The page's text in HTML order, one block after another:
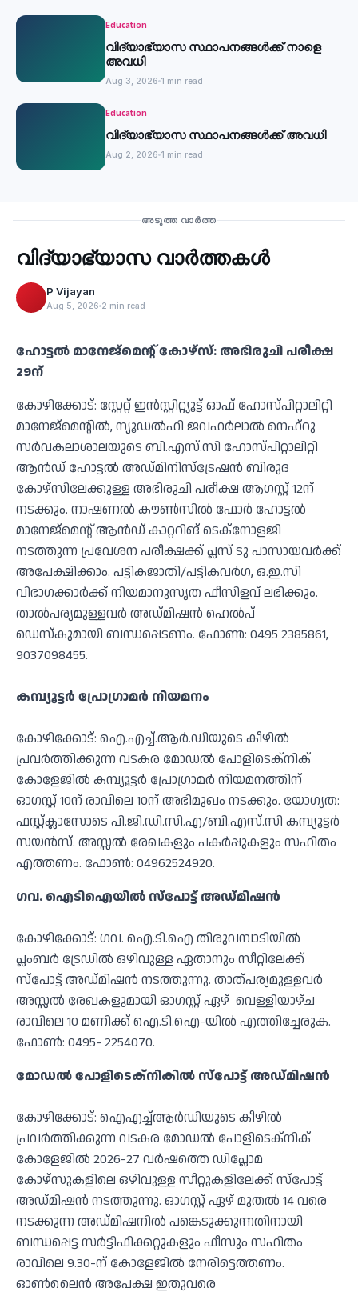
Education
വിദ്യാഭ്യാസ സ്ഥാപനങ്ങൾക്ക് നാളെ
അവധി
Aug 3, 2026 1 min read
Education
വിദ്യാഭ്യാസ സ്ഥാപനങ്ങൾക്ക് അവധി
Aug 2, 2026 1 min read
അടുത്ത വാർത്ത
‹
വിദ്യാഭ്യാസ വാർത്തകൾ
P Vijayan
Aug 5, 2026 2 min read
ഹോട്ടല്‍ മാനേജ്മെന്റ് കോഴ്സ്: അഭിരുചി പരീക്ഷ
29ന്
കോഴിക്കോട്: സ്റ്റേറ്റ് ഇന്‍സ്റ്റിറ്റ്യൂട്ട് ഓഫ് ഹോസ്പിറ്റാലിറ്റി
മാനേജ്മെന്റില്‍, ന്യൂഡല്‍ഹി ജവഹര്‍ലാല്‍ നെഹ്റു
സര്‍വകലാശാലയുടെ ബി.എസ്.സി ഹോസ്പിറ്റാലിറ്റി
ആന്‍ഡ് ഹോട്ടല്‍ അഡ്മിനിസ്ട്രേഷന്‍ ബിരുദ
കോഴ്സിലേക്കുള്ള അഭിരുചി പരീക്ഷ ആഗസ്റ്റ് 12ന്
നടക്കും. നാഷണല്‍ കൗണ്‍സില്‍ ഫോര്‍ ഹോട്ടല്‍
മാനേജ്മെന്റ് ആന്‍ഡ് കാറ്ററിങ് ടെക്നോളജി
നടത്തുന്ന പ്രവേശന പരീക്ഷക്ക് പ്ലസ് ടു പാസായവര്‍ക്ക്
അപേക്ഷിക്കാം. പട്ടികജാതി/പട്ടികവര്‍ഗ, ഒ.ഇ.സി
വിഭാഗക്കാര്‍ക്ക് നിയമാനുസൃത ഫീസിളവ് ലഭിക്കും.
താല്‍പര്യമുള്ളവര്‍ അഡ്മിഷന്‍ ഹെല്‍പ്
ഡെസ്‌കുമായി ബന്ധപ്പെടണം. ഫോണ്‍: 0495 2385861,
9037098455.
കമ്പ്യൂട്ടര്‍ പ്രോഗ്രാമര്‍ നിയമനം
കോഴിക്കോട്: ഐ.എച്ച്.ആര്‍.ഡിയുടെ കീഴില്‍
പ്രവര്‍ത്തിക്കുന്ന വടകര മോഡല്‍ പോളിടെക്‌നിക്
കോളേജില്‍ കമ്പ്യൂട്ടര്‍ പ്രോഗ്രാമര്‍ നിയമനത്തിന്
ഓഗസ്റ്റ് 10ന് രാവിലെ 10ന് അഭിമുഖം നടക്കും. യോഗ്യത:
ഫസ്റ്റ്ക്ലാസോടെ പി.ജി.ഡി.സി.എ/ബി.എസ്.സി കമ്പ്യൂട്ടര്‍
സയന്‍സ്. അസ്സല്‍ രേഖകളും പകര്‍പ്പുകളും സഹിതം
എത്തണം. ഫോണ്‍: 04962524920.
ഗവ. ഐടിഐയില്‍ സ്‌പോട്ട് അഡ്മിഷൻ
കോഴിക്കോട്: ഗവ. ഐ.ടി.ഐ തിരുവമ്പാടിയില്‍
പ്ലംബര്‍ ട്രേഡില്‍ ഒഴിവുള്ള ഏതാനും സീറ്റിലേക്ക്
സ്‌പോട്ട് അഡ്മിഷന്‍ നടത്തുന്നു. താത്പര്യമുള്ളവര്‍
അസ്സല്‍ രേഖകളുമായി ഓഗസ്റ്റ് ഏഴ് വെള്ളിയാഴ്ച
രാവിലെ 10 മണിക്ക് ഐ.ടി.ഐ-യില്‍ എത്തിച്ചേരുക.
ഫോണ്‍: 0495- 2254070.
മോഡല്‍ പോളിടെക്നികില്‍ സ്‌പോട്ട് അഡ്മിഷന്‍
കോഴിക്കോട്: ഐഎച്ച്ആര്‍ഡിയുടെ കീഴില്‍
പ്രവര്‍ത്തിക്കുന്ന വടകര മോഡല്‍ പോളിടെക്നിക്
കോളേജില്‍ 2026-27 വര്‍ഷത്തെ ഡിപ്ലോമ
കോഴ്സുകളിലെ ഒഴിവുള്ള സീറ്റുകളിലേക്ക് സ്‌പോട്ട്
അഡ്മിഷന്‍ നടത്തുന്നു. ഓഗസ്റ്റ് ഏഴ് മുതല്‍ 14 വരെ
നടക്കുന്ന അഡ്മിഷനില്‍ പങ്കെടുക്കുന്നതിനായി
ബന്ധപ്പെട്ട സര്‍ട്ടിഫിക്കറ്റുകളും ഫീസും സഹിതം
രാവിലെ 9.30-ന് കോളേജില്‍ നേരിട്ടെത്തണം.
ഓണ്‍ലൈന്‍ അപേക്ഷ ഇതുവരെ